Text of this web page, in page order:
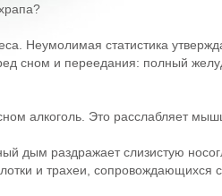
храпа?
Неумолимая статистика
сном и переедания: полный
алкоголь. Это расслабляет
дым раздражает слизистую
и трахеи,